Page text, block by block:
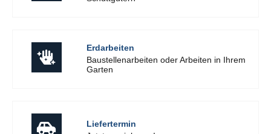
Erdarbeiten
Baustellenarbeiten oder Arbeiten in Ihrem
Garten
Liefertermin